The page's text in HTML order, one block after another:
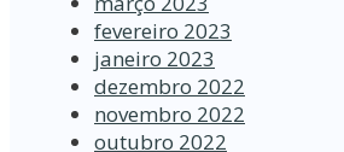
fevereiro 2023
janeiro 2023
dezembro 2022
novembro 2022
outubro 2022